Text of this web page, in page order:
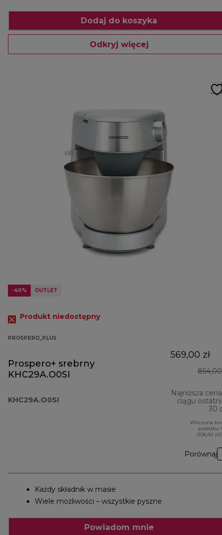
Dodaj do koszyka
Odkryj więcej
-40% OUTLET
Produkt niedostępny
PROSPERO_PLUS
Prospero+ srebrny
KHC29A.O0SI
KHC29A.O0SI
569,00 zł
854,00
Najniższa
ciągu
30
Wliczona
podatku
(106,40
Porównaj
Każdy składnik w masie
Wiele możliwości – wszystkie pyszne
Powiadom mnie